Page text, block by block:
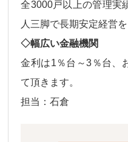
全3000戸以上の管理実
人三脚で長期安定経営を
◇幅広い金融機関
金利は1％台～3％台、
て頂きます。
担当：石倉